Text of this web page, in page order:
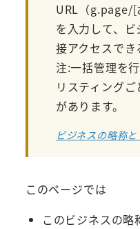
URL（g.page/[
を入力して、
接アクセスでき
注:一括管理を
リスティング
があります。
ビジネスの略称
このページでは
このビジネスの略